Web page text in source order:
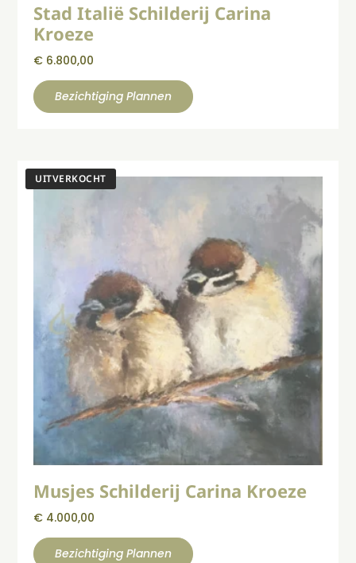
Stad Italië Schilderij Carina
Kroeze
€ 6.800,00
Bezichtiging Plannen
Musjes Schilderij Carina Kroeze
€ 4.000,00
Bezichtiging Plannen